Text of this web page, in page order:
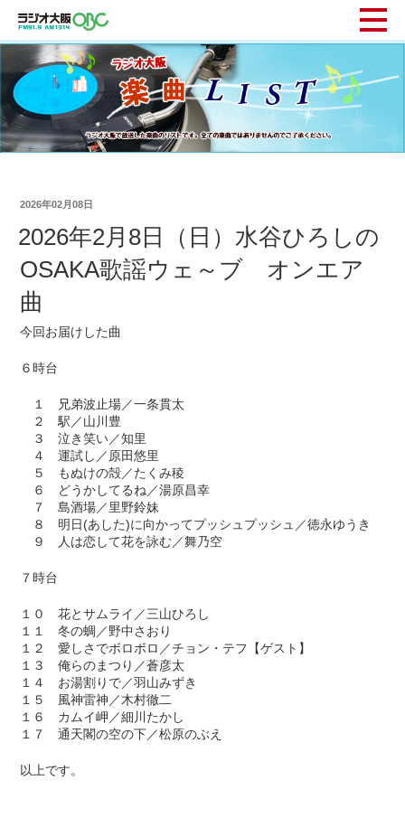
2026年02月08日
2026年2月8日（日）水谷ひろしの
OSAKA歌謡ウェ～ブ オンエア
曲
今回お届けした曲
６時台
１ 兄弟波止場／一条貫太
２ 駅／山川豊
３ 泣き笑い／知里
４ 運試し／原田悠里
５ もぬけの殻／たくみ稜
６ どうかしてるね／湯原昌幸
７ 島酒場／里野鈴妹
８ 明日(あした)に向かってプッシュプッシュ／徳永ゆうき
９ 人は恋して花を詠む／舞乃空
７時台
１０ 花とサムライ／三山ひろし
１１ 冬の蜩／野中さおり
１２ 愛しさでボロボロ／チョン・テフ【ゲスト】
１３ 俺らのまつり／蒼彦太
１４ お湯割りで／羽山みずき
１５ 風神雷神／木村徹二
１６ カムイ岬／細川たかし
１７ 通天閣の空の下／松原のぶえ
以上です。